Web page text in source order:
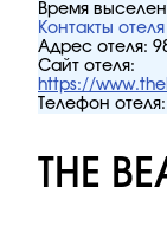
Время
Контакты отеля
Адрес отеля:
Сайт отеля:
https://
Телефон отеля:
THE